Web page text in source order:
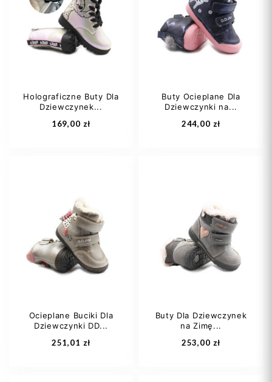
22/23 26-27
Dodaj do koszyka
30
Dodaj do koszyka
Holograficzne Buty Dla
Dziewczynek...
169,00 zł
25
Dodaj do koszyka
Buty Ocieplane Dla
Dziewczynki na...
244,00 zł
21 22
Dodaj do koszyka
Ocieplane Buciki Dla
Dziewczynki DD...
251,01 zł
Buty Dla Dziewczynek
na Zimę...
253,00 zł